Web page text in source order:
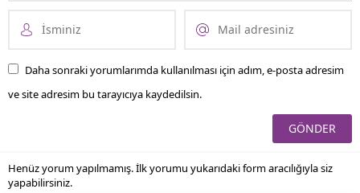
Daha sonraki yorumlarımda kullanılması için adım, e-posta adresim
ve site adresim bu tarayıcıya kaydedilsin.
Henüz yorum yapılmamış. İlk yorumu yukarıdaki form aracılığıyla siz
yapabilirsiniz.